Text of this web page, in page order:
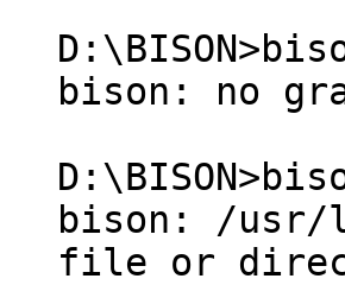
bison: no
bison: /usr/
file or